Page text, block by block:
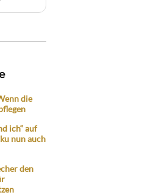
die
ich“ auf
nun auch
den